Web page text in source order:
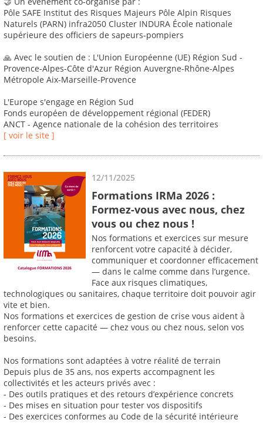
Pôle SAFE Institut des Risques Majeurs Pôle Alpin Risques
Naturels (PARN) infra2050 Cluster INDURA École nationale
supérieure des officiers de sapeurs-pompiers
🙏 Avec le soutien de : L'Union Européenne (UE) Région Sud -
Provence-Alpes-Côte d'Azur Région Auvergne-Rhône-Alpes
Métropole Aix-Marseille-Provence
L'Europe s'engage en Région Sud
Fonds européen de développement régional (FEDER)
ANCT - Agence nationale de la cohésion des territoires
[ voir le site ]
12/11/2025
Formations IRMa 2026 :
Formez-vous avec nous, chez
vous ou chez nous !
Nos formations et exercices sur mesure
renforcent votre capacité à décider,
communiquer et coordonner efficacement
— dans le calme comme dans l’urgence.
Face aux risques climatiques,
technologiques ou sanitaires, chaque territoire doit pouvoir agir
vite et bien.
Nos formations et exercices de gestion de crise vous aident à
renforcer cette capacité — chez vous ou chez nous, selon vos
besoins.
Nos formations sont adaptées à votre réalité de terrain
Depuis plus de 35 ans, nos experts accompagnent les
collectivités et les acteurs privés avec :
- Des outils pratiques et des retours d’expérience concrets
- Des mises en situation pour tester vos dispositifs
- Des exercices conformes au Code de la sécurité intérieure